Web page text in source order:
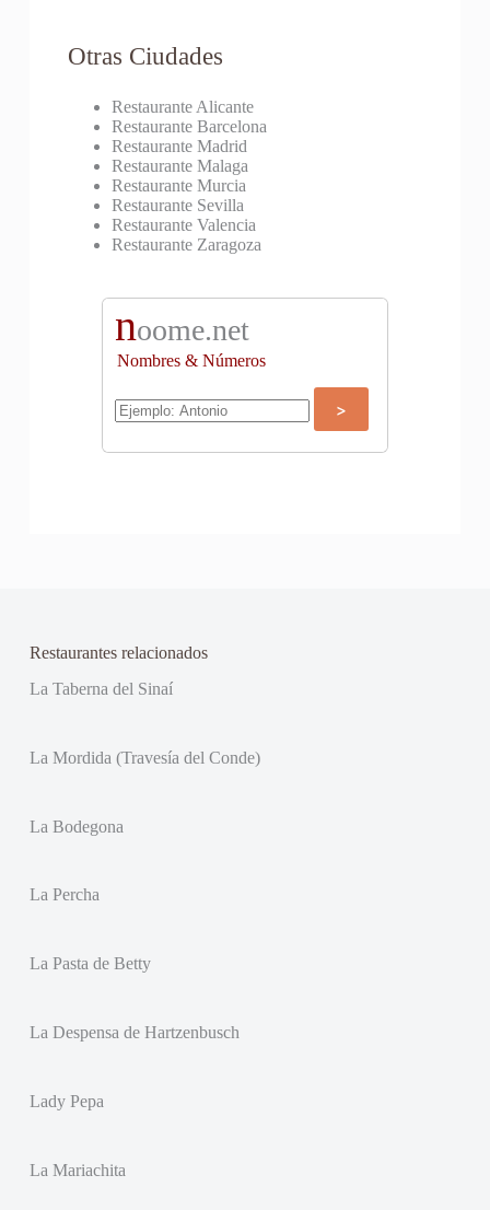
Otras Ciudades
Restaurante Alicante
Restaurante Barcelona
Restaurante Madrid
Restaurante Malaga
Restaurante Murcia
Restaurante Sevilla
Restaurante Valencia
Restaurante Zaragoza
noome.net
Nombres & Números
Restaurantes relacionados
La Taberna del Sinaí
La Mordida (Travesía del Conde)
La Bodegona
La Percha
La Pasta de Betty
La Despensa de Hartzenbusch
Lady Pepa
La Mariachita